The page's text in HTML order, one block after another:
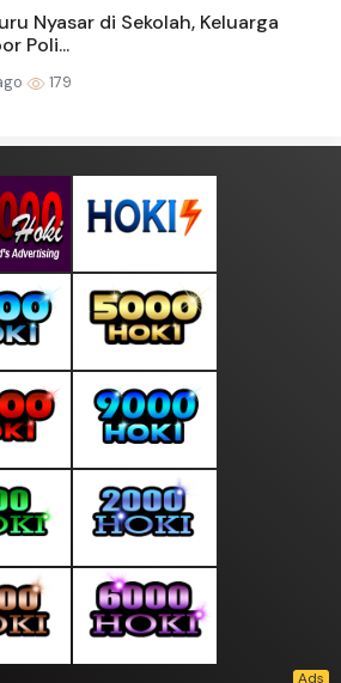
Nyasar di Sekolah, Keluarga
Poli...
179